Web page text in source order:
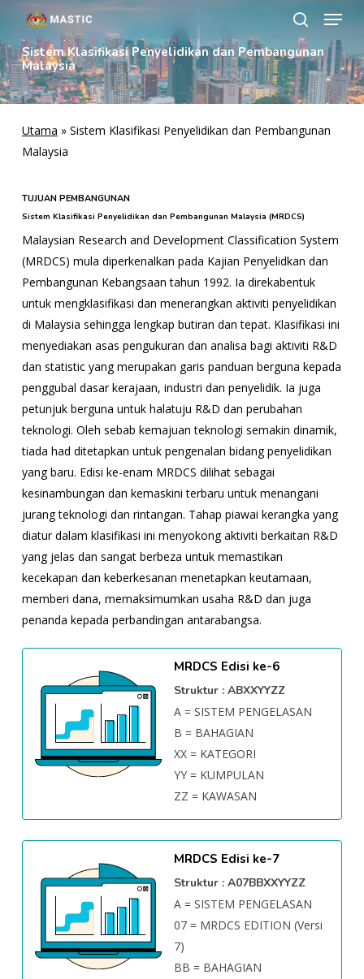
Langkau
kandungan
utama
Menu
Sistem Klasifikasi Penyelidikan dan Pembangunan
Malaysia
Utama » Sistem Klasifikasi Penyelidikan dan Pembangunan
Malaysia
TUJUAN PEMBANGUNAN
Sistem Klasifikasi Penyelidikan dan Pembangunan Malaysia (MRDCS)
Malaysian Research and Development Classification System
(MRDCS) mula diperkenalkan pada Kajian Penyelidkan dan
Pembangunan Kebangsaan tahun 1992. Ia direkabentuk
untuk mengklasifikasi dan menerangkan aktiviti penyelidikan
di Malaysia sehingga lengkap butiran dan tepat. Klasifikasi ini
menyediakan asas pengukuran dan analisa bagi aktiviti R&D
dan statistic yang merupakan garis panduan berguna kepada
penggubal dasar kerajaan, industri dan penyelidik. Ia juga
petunjuk berguna untuk halatuju R&D dan perubahan
teknologi. Oleh sebab kemajuan teknologi semakin dinamik,
tiada had ditetapkan untuk pengenalan bidang penyelidikan
yang baru. Edisi ke-enam MRDCS dilihat sebagai
kesinambungan dan kemaskini terbaru untuk menangani
jurang teknologi dan rintangan. Tahap piawai kerangka yang
diatur dalam klasifikasi ini menyokong aktiviti berkaitan R&D
yang jelas dan sangat berbeza untuk memastikan
kecekapan dan keberkesanan menetapkan keutamaan,
memberi dana, memaksimumkan usaha R&D dan juga
penanda kepada perbandingan antarabangsa.
MRDCS Edisi ke-6
Struktur : ABXXYYZZ
A = SISTEM PENGELASAN
B = BAHAGIAN
XX = KATEGORI
YY = KUMPULAN
ZZ = KAWASAN
MRDCS Edisi ke-7
Struktur : A07BBXXYYZZ
A = SISTEM PENGELASAN
07 = MRDCS EDITION (Versi
7)
BB = BAHAGIAN
Tutup
Menu